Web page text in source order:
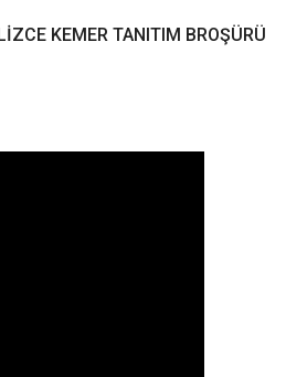
KEMER TANITIM BROŞÜRÜ